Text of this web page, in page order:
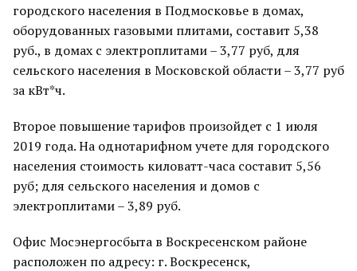
городского населения в Подмосковье в домах,
оборудованных газовыми плитами, составит 5,38
руб., в домах с электроплитами – 3,77 руб, для
сельского населения в Московской области – 3,77 руб
за кВт*ч.
Второе повышение тарифов произойдет с 1 июля
2019 года. На однотарифном учете для городского
населения стоимость киловатт-часа составит 5,56
руб; для сельского населения и домов с
электроплитами – 3,89 руб.
Офис Мосэнергосбыта в Воскресенском районе
расположен по адресу: г. Воскресенск,